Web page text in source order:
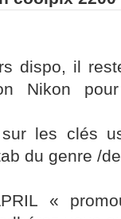
dispo, il
Nikon
les clés
du genre /
«